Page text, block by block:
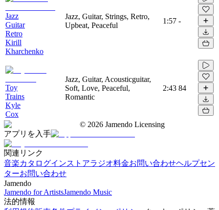
Jazz
Guitar
Retro
Kirill
Kharchenko
Jazz, Guitar, Strings, Retro,
Upbeat, Peaceful
1:57 -
Toy
Trains
Kyle
Cox
Jazz, Guitar, Acousticguitar,
Soft, Love, Peaceful,
Romantic
2:43 84
© 2026 Jamendo Licensing
アプリを入手
関連リンク
音楽カタログインストアラジオ料金お問い合わせヘルプセン
ターお問い合わせ
Jamendo
Jamendo for ArtistsJamendo Music
法的情報